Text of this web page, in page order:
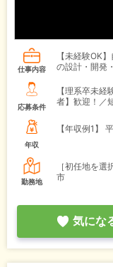
仕事内容
【未経験OK
の設計・開発
応募条件
【理系卒未
者】歓迎！／
年収
【年収例1】
勤務地
［初任地を
市
気にな